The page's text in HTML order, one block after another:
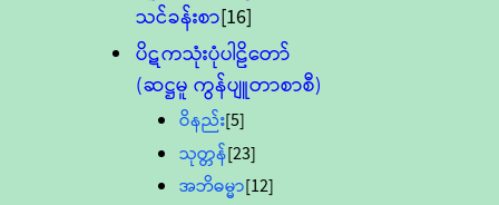
သင်ခန်းစာ[16]
ပိဋကသုံးပုံပါဠိတော်
(ဆဋ္ဌမူ ကွန်ပျူတာစာစီ)
ဝိနည်း[5]
သုတ္တန်[23]
အဘိဓမ္မာ[12]